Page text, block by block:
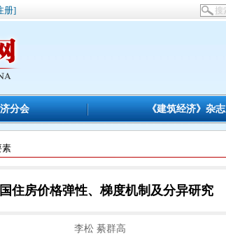
册]
分会 《建筑经济》杂志
素
住房价格弹性、梯度机制及分异研究
李松 綦群高